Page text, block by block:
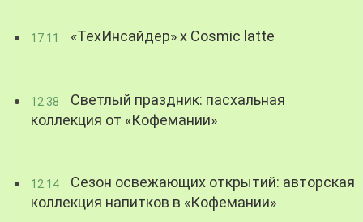
17:11 «ТехИнсайдер» х Cosmic latte
12:38
Светлый праздник: пасхальная
коллекция от «Кофемании»
12:14
Сезон освежающих открытий: авторская
коллекция напитков в «Кофемании»